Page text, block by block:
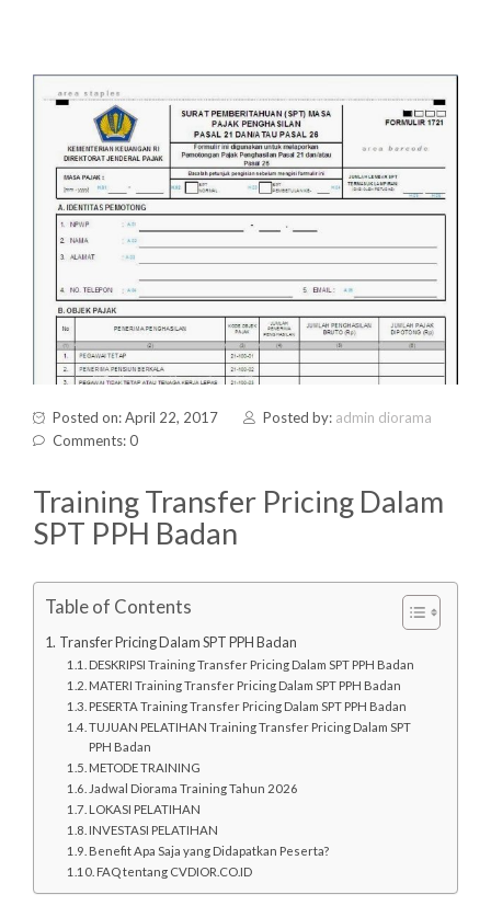
Posted on: April 22, 2017 Posted by: admin diorama
Comments: 0
Training Transfer Pricing Dalam
SPT PPH Badan
Table of Contents
Transfer Pricing Dalam SPT PPH Badan
DESKRIPSI Training Transfer Pricing Dalam SPT PPH Badan
MATERI Training Transfer Pricing Dalam SPT PPH Badan
PESERTA Training Transfer Pricing Dalam SPT PPH Badan
TUJUAN PELATIHAN Training Transfer Pricing Dalam SPT
PPH Badan
METODE TRAINING
Jadwal Diorama Training Tahun 2026
LOKASI PELATIHAN
INVESTASI PELATIHAN
Benefit Apa Saja yang Didapatkan Peserta?
FAQ tentang CVDIOR.CO.ID